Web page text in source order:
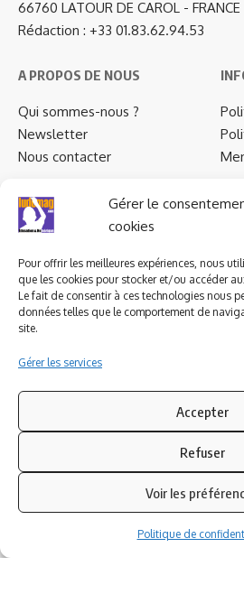
Gérer le
cookies
Pour offrir les meilleures expériences, nous
que les cookies pour stocker et/ou accéder
Le fait de consentir à ces technologies nous
données telles que le comportement de
site.
Gérer les services
Accepter
Refuser
Voir les
Politique de
66760 LATOUR DE CAROL - FRANCE
Rédaction : +33 01.83.62.94.53
A PROPOS DE NOUS
Qui sommes-nous ?
Newsletter
Nous contacter
Ludomag "Le Club"
PARTENAIRES